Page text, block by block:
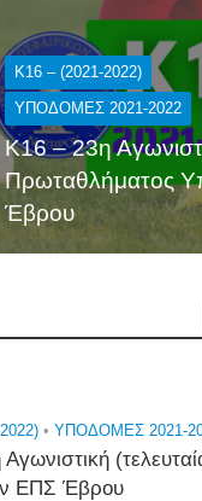
K16 – (2021-2022)
ΥΠΟΔΟΜΕΣ 2021-2022
Κ16 – 23η
Πρωταθλήματος
Έβρου
• ΥΠΟΔΟΜΕΣ 2021-
ΕΠΣ Έβρου